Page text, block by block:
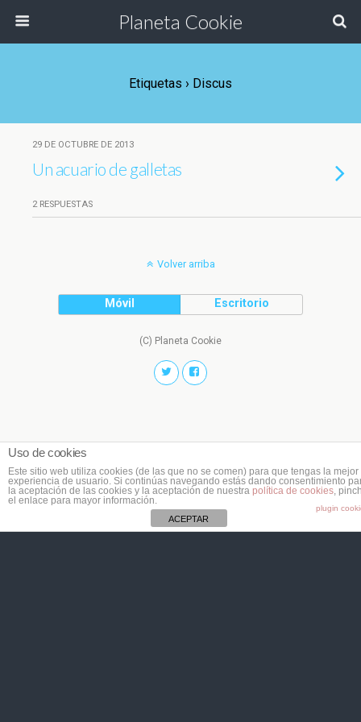
Planeta Cookie
Etiquetas › Discus
29 DE OCTUBRE DE 2013
Un acuario de galletas
2 RESPUESTAS
Volver arriba
Móvil Escritorio
(C) Planeta Cookie
Uso de cookies
Este sitio web utiliza cookies (de las que no se comen) para que tengas la mejor
experiencia de usuario. Si continúas navegando estás dando consentimiento
la aceptación de las cookies y la aceptación de nuestra política de cookies,
el enlace para mayor información.
plugin
ACEPTAR